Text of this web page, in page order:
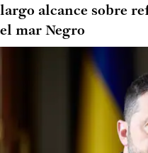
largo alcance sobre
el mar Negro